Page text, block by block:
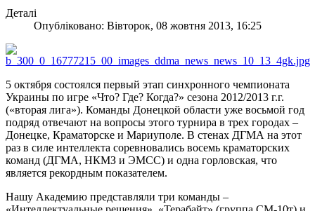
Деталі
Опубліковано: Вівторок, 08 жовтня 2013, 16:25
5 октября состоялся первый этап синхронного чемпионата
Украины по игре «Что? Где? Когда?» сезона 2012/2013 г.г.
(«вторая лига»). Команды Донецкой области уже восьмой год
подряд отвечают на вопросы этого турнира в трех городах –
Донецке, Краматорске и Мариуполе. В стенах ДГМА на этот
раз в силе интеллекта соревновались восемь краматорских
команд (ДГМА, НКМЗ и ЭМСС) и одна горловская, что
является рекордным показателем.
Нашу Академию представляли три команды –